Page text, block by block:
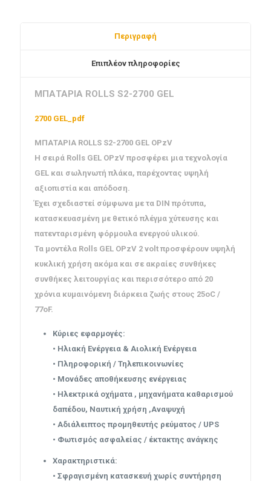
Περιγραφή
Επιπλέον πληροφορίες
ΜΠΑΤΑΡΙΑ ROLLS S2-2700 GEL
2700 GEL_pdf
ΜΠΑΤΑΡΙΑ ROLLS S2-2700 GEL OPzV
Η σειρά Rolls GEL OPzV προσφέρει μια τεχνολογία
GEL και σωληνωτή πλάκα, παρέχοντας υψηλή
αξιοπιστία και απόδοση.
Έχει σχεδιαστεί σύμφωνα με τα DIN πρότυπα,
κατασκευασμένη με θετικό πλέγμα χύτευσης και
πατενταρισμένη φόρμουλα ενεργού υλικού.
Τα μοντέλα Rolls GEL OPzV 2 volt προσφέρουν υψηλή
κυκλική χρήση ακόμα και σε ακραίες συνθήκες
συνθήκες λειτουργίας και περισσότερο από 20
χρόνια κυμαινόμενη διάρκεια ζωής στους 25oC /
77oF.
Κύριες εφαρμογές:
• Ηλιακή Ενέργεια & Αιολική Ενέργεια
• Πληροφορική / Τηλεπικοινωνίες
• Μονάδες αποθήκευσης ενέργειας
• Ηλεκτρικά οχήματα , μηχανήματα καθαρισμού
δαπέδου, Ναυτική χρήση ,Αναψυχή
• Αδιάλειπτος προμηθευτής ρεύματος / UPS
• Φωτισμός ασφαλείας / έκτακτης ανάγκης
Χαρακτηριστικά:
• Σφραγισμένη κατασκευή χωρίς συντήρηση